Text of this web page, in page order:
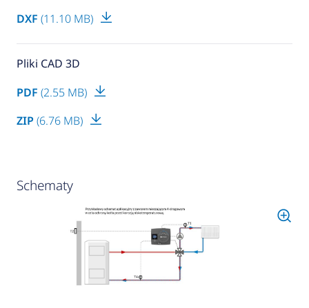
DXF (11.10 MB)
Pliki CAD 3D
PDF (2.55 MB)
ZIP (6.76 MB)
Schematy